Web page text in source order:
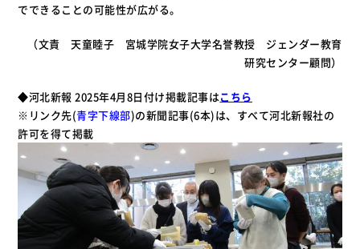
でできることの可能性が広がる。
（文責 天童睦子 宮城学院女子大学名誉教授 ジェンダー教育
研究センター顧問）
◆河北新報 2025年4月8日付け掲載記事はこちら
※ リンク先(青字下線部)の新聞記事(6本)は、すべて河北新報社の
許可を得て掲載